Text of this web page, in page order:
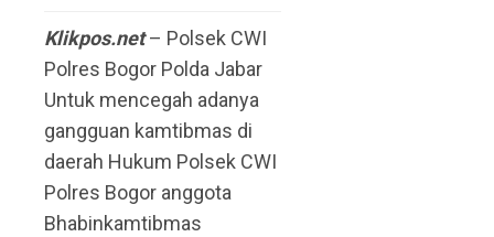
Klikpos.net– Polsek CWI
Polres Bogor Polda Jabar
Untuk mencegah adanya
gangguan kamtibmas di
daerah Hukum Polsek CWI
Polres Bogor anggota
Bhabinkamtibmas